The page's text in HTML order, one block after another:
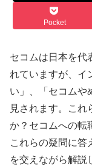
Pocket
セコムは日本を代
れていますが、イ
い」、「セコムや
見されます。これ
か？セコムへの転
これらの疑問に答
を交えながら解説